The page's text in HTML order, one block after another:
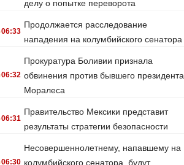
делу о попытке переворота
06:33
Продолжается расследование
нападения на колумбийского сенатора
06:32
Прокуратура Боливии признала
обвинения против бывшего президента
Моралеса
06:31
Правительство Мексики представит
результаты стратегии безопасности
06:30
Несовершеннолетнему, напавшему на
колумбийского сенатора, будут